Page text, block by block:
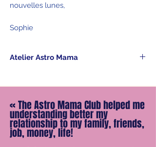
nouvelles lunes,
Sophie
Atelier Astro Mama
avec la confirmation d'achat le lien de
à votre rythme.
« The Astro Mama Club helped me
understanding better my
relationship to my family, friends,
job, money, life!